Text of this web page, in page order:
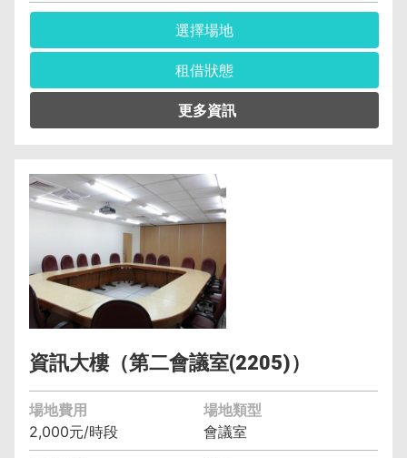
選擇場地
租借狀態
班、科) 黃智偉 (04)2219-6391
保證金︰5,000元
空調費︰無空調元/小時
備註︰備有水電、燈光、空調、投影機
資訊大樓（第二會議室(2205)）
場地費用
場地類型
2,000元/時段
會議室